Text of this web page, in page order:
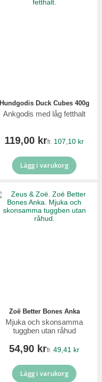
Hundgodis Duck Cubes 400g
Ankgodis med låg fetthalt
119,00 krfr. 107,10 kr
Lägg i varukorg
Zoë Better Bones Anka
Mjuka och skonsamma
tuggben utan råhud
54,90 krfr. 49,41 kr
Lägg i varukorg